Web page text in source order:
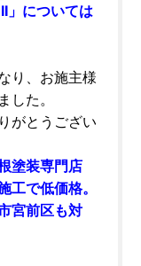
」については
り、お施主様
した。
がとうござい
塗装専門店
工で低価格。
宮前区も対